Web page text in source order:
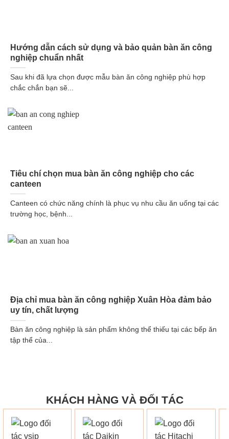
Hướng dẫn cách sử dụng và bảo quản bàn ăn công
nghiệp chuẩn nhất
Sau khi đã lựa chọn được mẫu bàn ăn công nghiệp phù hợp
chắc chắn bạn sẽ...
Tiêu chí chọn mua bàn ăn công nghiệp cho các
canteen
Canteen có chức năng chính là phục vụ nhu cầu ăn uống tại các
trường học, bệnh...
Địa chỉ mua bàn ăn công nghiệp Xuân Hòa đảm bảo
uy tín, chất lượng
Bàn ăn công nghiệp là sản phẩm không thể thiếu tại các bếp ăn
tập thể của...
KHÁCH HÀNG VÀ ĐỐI TÁC